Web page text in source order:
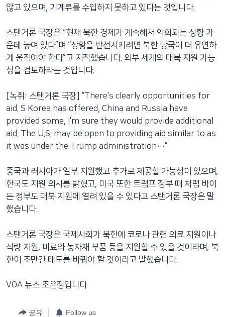
않고 있으며, 기계류를 수입하지 못하고 있다는 것입니다.
스탠거론 국장은 “현재 북한 경제가 계속해서 악화되는 상황 가
운데 놓여 있다”며 “상황을 반전시키려면 북한 당국이 더 유연하
게 움직여야 한다”고 지적했습니다. 외부 세계의 대북 지원 가능
성을 검토하라는 것입니다.
[녹취: 스탠거론 국장] “There’s clearly opportunities for
aid. S Korea has offered, China and Russia have
provided some, I’m sure they would provide additional
aid. The U.S. may be open to providing aid similar to as
it was under the Trump administration…”
중국과 러시아가 일부 지원했고 추가로 제공할 가능성이 있으며,
한국도 지원 의사를 밝혔고, 미국 또한 트럼프 정부 때 처럼 바이
든 정부도 대북 지원에 열려 있을 수 있다고 스탠거론 국장은 말
했습니다.
스탠거론 국장은 국제사회가 북한에 코로나 관련 의료 지원이나
식량 지원, 비료와 농자재 부품 등을 지원할 수 있을 것이라며, 북
한이 조만간 태도를 바꿔야 할 것이라고 말했습니다.
VOA 뉴스 조은정입니다
공유 Follow us